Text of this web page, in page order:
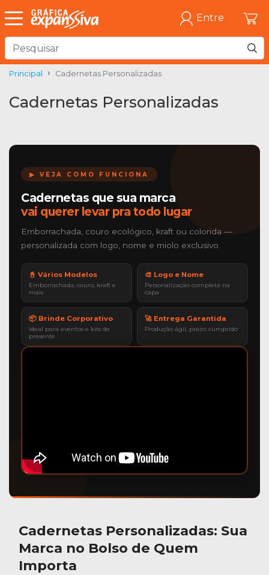
Entre
Principal Cadernetas Personalizadas
Cadernetas Personalizadas
▶ VEJA COMO FUNCIONA
Cadernetas que sua marca
vai querer levar pra todo lugar
Emborrachada, couro ecológico, kraft ou colorida —
personalizada com logo, nome e miolo exclusivo.
📓 Vários Modelos
Emborrachada, couro, kraft e
mais
🎨 Logo e Nome
Personalização completa na
capa
📦 Brinde Corporativo
Ideal para eventos e kits de
presente
🚀 Entrega Garantida
Produção ágil, prazo cumprido
Cadernetas Personalizadas: Sua
Marca no Bolso de Quem
Importa